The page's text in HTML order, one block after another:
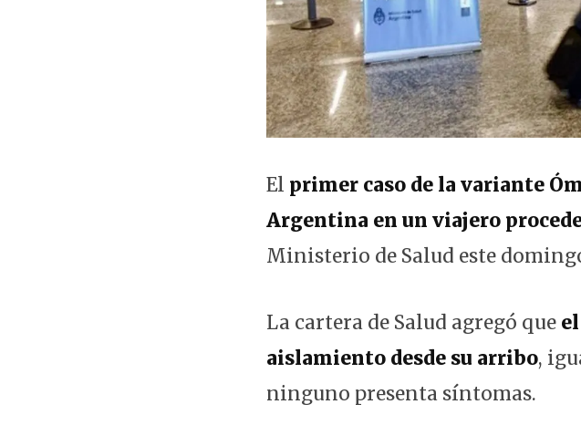
El primer caso de la variante
Argentina en un viajero
Ministerio de Salud este
La cartera de Salud agregó que
aislamiento desde su arribo,
ninguno presenta síntomas.